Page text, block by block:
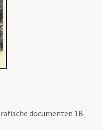
documenten 1B